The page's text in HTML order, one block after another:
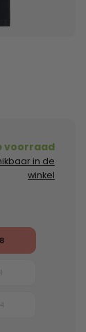
voorraad
in de
winkel